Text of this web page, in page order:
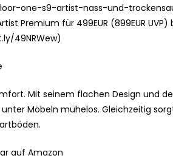
one-s9-artist-nass-und-
Premium für 499EUR (899EUR UVP)
49NRWew)
Mit seinem flachen Design und
Möbeln mühelos. Gleichzeitig
auf Amazon